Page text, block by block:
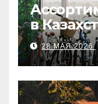
в
детские
модели,
28 МАЯ 2026